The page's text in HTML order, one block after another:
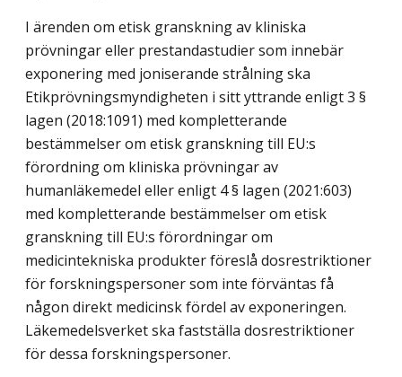
I ärenden om etisk granskning av kliniska
prövningar eller prestandastudier som innebär
exponering med joniserande strålning ska
Etikprövningsmyndigheten i sitt yttrande enligt 3 §
lagen (2018:1091) med kompletterande
bestämmelser om etisk granskning till EU:s
förordning om kliniska prövningar av
humanläkemedel eller enligt 4 § lagen (2021:603)
med kompletterande bestämmelser om etisk
granskning till EU:s förordningar om
medicintekniska produkter föreslå dosrestriktioner
för forskningspersoner som inte förväntas få
någon direkt medicinsk fördel av exponeringen.
Läkemedelsverket ska fastställa dosrestriktioner
för dessa forskningspersoner.